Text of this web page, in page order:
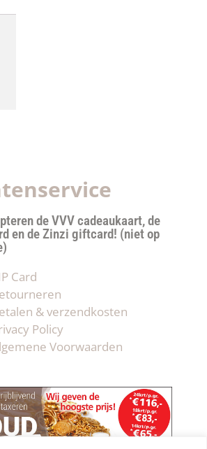
de VVV cadeaukaart, de
en de Zinzi giftcard! (niet op
Card
& verzendkosten
Policy
Voorwaarden